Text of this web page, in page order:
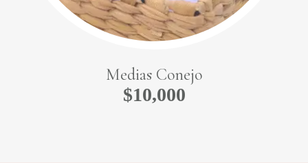
Medias Conejo
$10,000